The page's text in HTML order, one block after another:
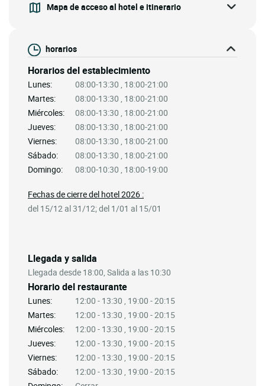
Mapa de acceso al hotel e itinerario
horarios
Horarios del establecimiento
Lunes:
08:00-13:30 , 18:00-21:00
Martes:
08:00-13:30 , 18:00-21:00
Miércoles:
08:00-13:30 , 18:00-21:00
Jueves:
08:00-13:30 , 18:00-21:00
Viernes:
08:00-13:30 , 18:00-21:00
Sábado:
08:00-13:30 , 18:00-21:00
Domingo:
08:00-10:30 , 18:00-19:00
Llegada y salida
Llegada desde 18:00, Salida a las 10:30
Horario del restaurante
Lunes:
12:00 - 13:30 , 19:00 - 20:15
Martes:
12:00 - 13:30 , 19:00 - 20:15
Miércoles:
12:00 - 13:30 , 19:00 - 20:15
Jueves:
12:00 - 13:30 , 19:00 - 20:15
Viernes:
12:00 - 13:30 , 19:00 - 20:15
Sábado:
12:00 - 13:30 , 19:00 - 20:15
Fechas de cierre del hotel 2026 :
del 15/12 al 31/12; del 1/01 al 15/01